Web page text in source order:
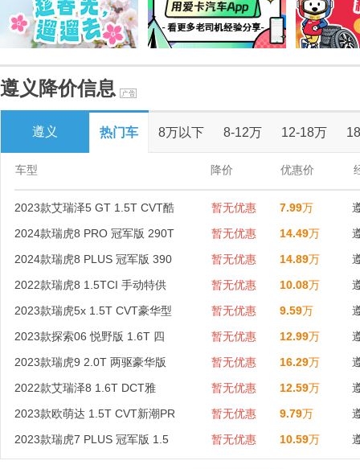
遵义降价信息
遵义 热门车 8万以下 8-12万 12-18万
车型 降价 优惠价
2023款艾瑞泽5 GT 1.5T CVT酷 暂无优惠 7.99万
2024款瑞虎8 PRO 冠军版 290T
暂无优惠 14.49万
2024款瑞虎8 PLUS 冠军版 390
暂无优惠 14.89万
2022款瑞虎8 1.5TCI 手动特供
暂无优惠 10.08万
2023款瑞虎5x 1.5T CVT豪华型
暂无优惠 9.59万
2023款探索06 悦野版 1.6T 四
暂无优惠 12.99万
2023款瑞虎9 2.0T 两驱豪华版
暂无优惠 16.29万
2022款艾瑞泽8 1.6T DCT雅
暂无优惠 12.59万
2023款欧萌达 1.5T CVT新潮PR
暂无优惠 9.79万
2023款瑞虎7 PLUS 冠军版 1.5
暂无优惠 10.59万